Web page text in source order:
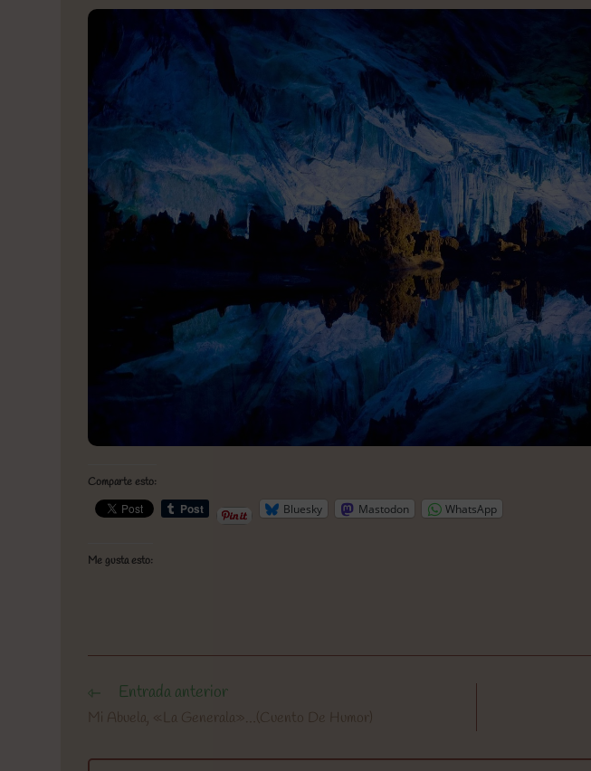
Comparte esto:
Bluesky Mastodon WhatsApp
Me gusta esto:
Leer
más
artículos
Entrada anterior
Mi Abuela, «La Generala»…(Cuento De Humor)